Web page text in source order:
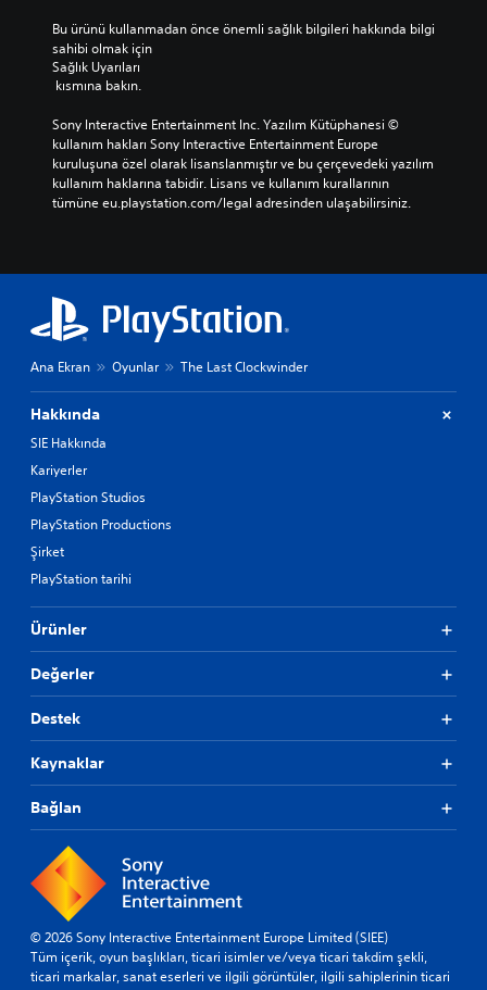
Bu ürünü kullanmadan önce önemli sağlık bilgileri hakkında bilgi
sahibi olmak için
Sağlık Uyarıları
kısmına bakın.
Sony Interactive Entertainment Inc. Yazılım Kütüphanesi ©
kullanım hakları Sony Interactive Entertainment Europe
kuruluşuna özel olarak lisanslanmıştır ve bu çerçevedeki yazılım
kullanım haklarına tabidir. Lisans ve kullanım kurallarının
tümüne eu.playstation.com/legal adresinden ulaşabilirsiniz.
Ana Ekran Oyunlar The Last Clockwinder
Hakkında
SIE Hakkında
Kariyerler
PlayStation Studios
PlayStation Productions
Şirket
PlayStation tarihi
Ürünler
Değerler
Destek
Kaynaklar
Bağlan
© 2026 Sony Interactive Entertainment Europe Limited (SIEE)
Tüm içerik, oyun başlıkları, ticari isimler ve/veya ticari takdim şekli,
ticari markalar, sanat eserleri ve ilgili görüntüler, ilgili sahiplerinin ticari